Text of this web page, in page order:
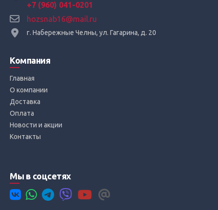
+7 (960) 041-0201
hozsnab16@mail.ru
г. Набережные Челны, ул. Гагарина, д. 20
Компания
Главная
О компании
Доставка
Оплата
Новости и акции
Контакты
Мы в соцсетях